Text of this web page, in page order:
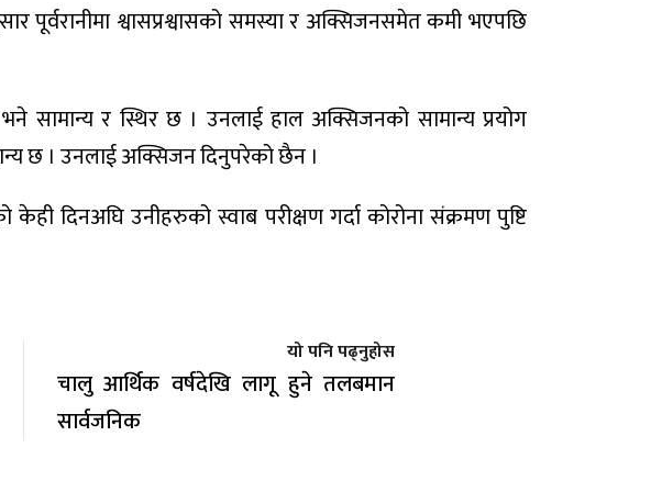
पूर्वरानीमा श्वासप्रश्वासको समस्या र अक्सिजनसमेत कमी भएपछि
भने सामान्य र स्थिर छ । उनलाई हाल अक्सिजनको सामान्य प्रयोग
छ । उनलाई अक्सिजन दिनुपरेको छैन ।
दिनअघि उनीहरुको स्वाब परीक्षण गर्दा कोरोना संक्रमण पुष्टि
यो पनि पढ्नुहोस
चालु आर्थिक वर्षदेखि लागू हुने तलबमान
सार्वजनिक